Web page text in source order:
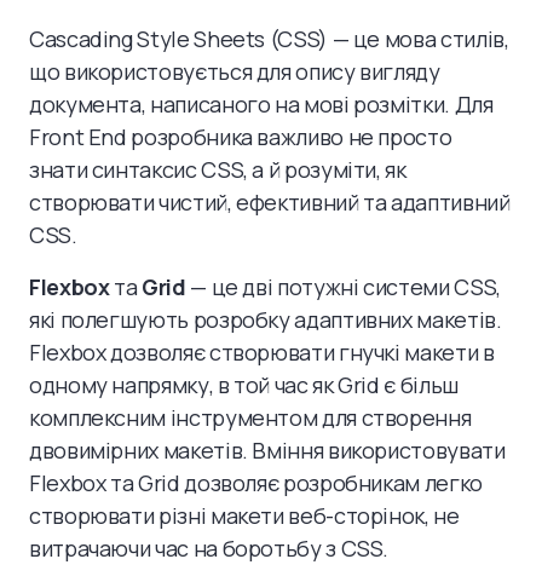
Cascading Style Sheets (CSS) — це мова стилів,
що використовується для опису вигляду
документа, написаного на мові розмітки. Для
Front End розробника важливо не просто
знати синтаксис CSS, а й розуміти, як
створювати чистий, ефективний та адаптивний
CSS.
FlexboxтаGrid — це дві потужні системи CSS,
які полегшують розробку адаптивних макетів.
Flexbox дозволяє створювати гнучкі макети в
одному напрямку, в той час як Grid є більш
комплексним інструментом для створення
двовимірних макетів. Вміння використовувати
Flexbox та Grid дозволяє розробникам легко
створювати різні макети веб-сторінок, не
витрачаючи час на боротьбу з CSS.